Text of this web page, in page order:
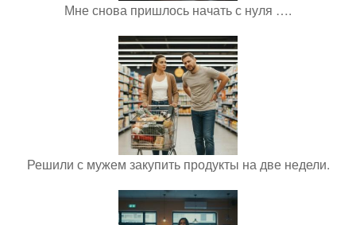
Мне снова пришлось начать с нуля ….
Решили с мужем закупить продукты на две недели.